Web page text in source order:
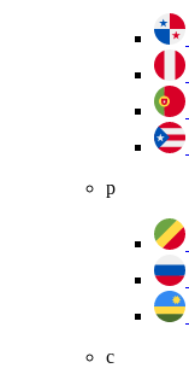
р
с